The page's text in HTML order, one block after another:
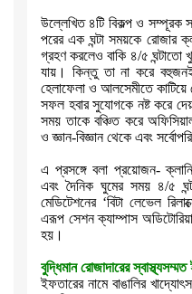
উল্লেখিত ৪টি বিকল্প ও সম্পূরক
পরের এক ঘন্টা সময়কে রোজার
গ্রহণ করলেও বাকি ৪/৫ ঘন্টাতো
যায়। কিন্তু তা না করে
হেলাফেলা ও আলসেমীতে কাটিয়ে
সফল হবার সুযোগকে নষ্ট করে
সময় তাকে বঞ্চিত করে
ও জ্ঞান-বিজ্ঞান থেকে এবং
এ প্রসঙ্গে বলা প্রয়োজন-
এবং দৈনিক ঘুমের সময় ৪/৫
মেডিটেশনের ‘বিটা লেভেল
এরূপ সেশন ক্যাম্পাস
হয়।
বুদ্ধিমান রোজাদারের
ইফতারের নামে বাঙালির